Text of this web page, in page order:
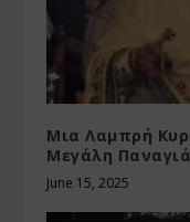
Μια Λαμπρή
Μεγάλη Παναγιά
June 15, 2025